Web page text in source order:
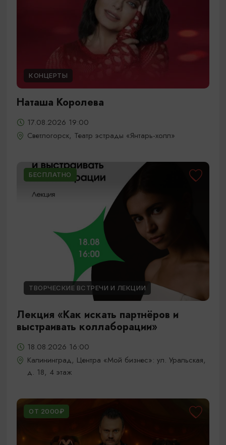
КОНЦЕРТЫ
Наташа Королева
17.08.2026 19:00
Светлогорск, Театр эстрады «Янтарь-холл»
БЕСПЛАТНО
ТВОРЧЕСКИЕ ВСТРЕЧИ И ЛЕКЦИИ
Лекция «Как искать партнёров и
выстраивать коллаборации»
18.08.2026 16:00
Калининград, Центра «Мой бизнес»: ул. Уральская,
д. 18, 4 этаж
ОТ 2000₽